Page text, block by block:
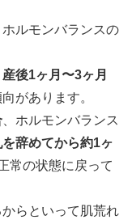
ルモンバランスの
産後1ヶ月〜3ヶ月
があります。
、ホルモンバランス
辞めてから約1ヶ
常の状態に戻って
らといって肌荒れ